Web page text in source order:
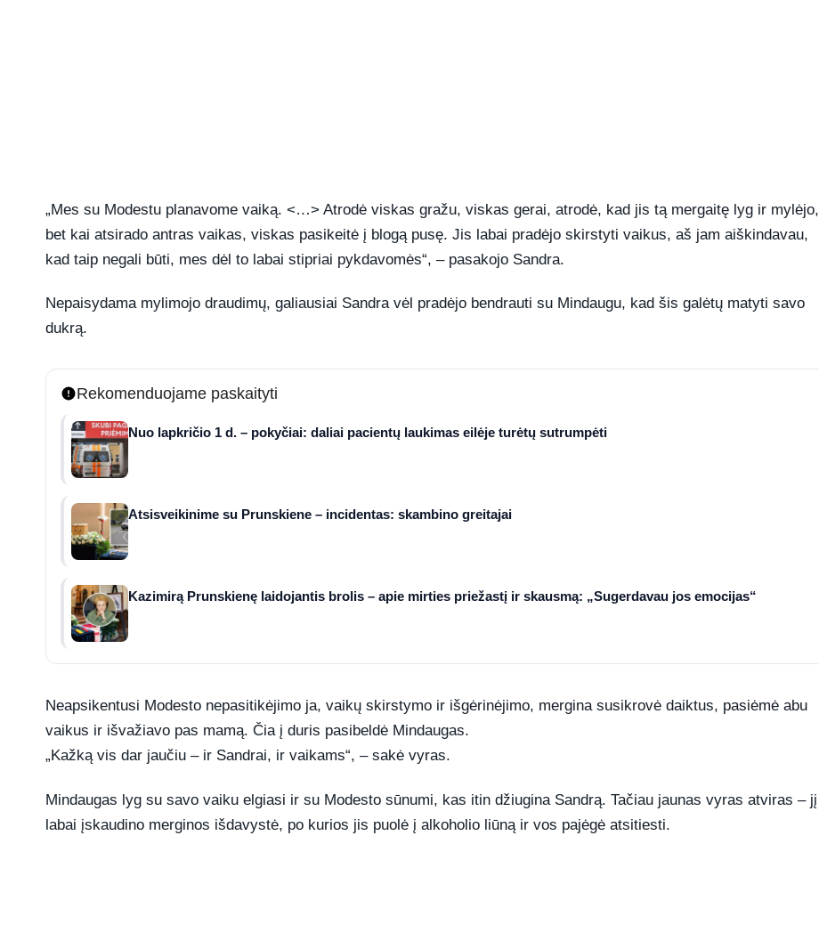
„Mes su Modestu planavome vaiką. <…> Atrodė viskas gražu, viskas gerai, atrodė, kad jis tą mergaitę lyg ir mylėjo,
bet kai atsirado antras vaikas, viskas pasikeitė į blogą pusę. Jis labai pradėjo skirstyti vaikus, aš jam aiškindavau,
kad taip negali būti, mes dėl to labai stipriai pykdavomės“, – pasakojo Sandra.
Nepaisydama mylimojo draudimų, galiausiai Sandra vėl pradėjo bendrauti su Mindaugu, kad šis galėtų matyti savo
dukrą.
Rekomenduojame paskaityti
Nuo lapkričio 1 d. – pokyčiai: daliai pacientų laukimas eilėje turėtų sutrumpėti
Atsisveikinime su Prunskiene – incidentas: skambino greitajai
Kazimirą Prunskienę laidojantis brolis – apie mirties priežastį ir skausmą: „Sugerdavau jos emocijas“
Neapsikentusi Modesto nepasitikėjimo ja, vaikų skirstymo ir išgėrinėjimo, mergina susikrovė daiktus, pasiėmė abu
vaikus ir išvažiavo pas mamą. Čia į duris pasibeldė Mindaugas.
„Kažką vis dar jaučiu – ir Sandrai, ir vaikams“, – sakė vyras.
Mindaugas lyg su savo vaiku elgiasi ir su Modesto sūnumi, kas itin džiugina Sandrą. Tačiau jaunas vyras atviras – jį
labai įskaudino merginos išdavystė, po kurios jis puolė į alkoholio liūną ir vos pajėgė atsitiesti.